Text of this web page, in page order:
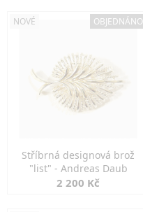
NOVÉ OBJEDNÁNO
Stříbrná designová brož
"list" - Andreas Daub
2 200 Kč